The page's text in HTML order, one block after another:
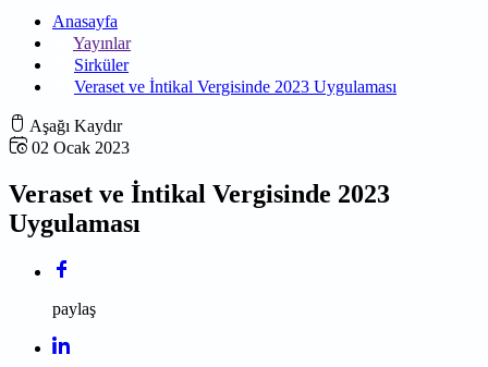
Anasayfa
Yayınlar
Sirküler
Veraset ve İntikal Vergisinde 2023 Uygulaması
Aşağı Kaydır
02 Ocak 2023
Veraset ve İntikal Vergisinde 2023
Uygulaması
paylaş